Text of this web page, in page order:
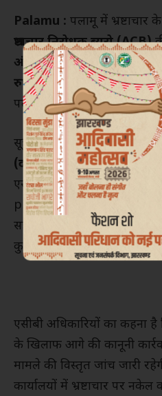
Palamu : पलामू में भ्रष्टाचार
भ्रष्टाचार निरोधक ब्यूरो (ACB)
अंचल कार्यालय के बड़ा बाबू
रुपये रिश्वत लेते हुए रंगे हाथ
पलामू प्रमंडलीय टीम द्वारा की
सूत्रों के अनुसार, एक आवेदक ने
(दस्तावेज) निकालने के बदले
एसीबी से की थी। शिकायत दर्ज
preliminary सत्यापन किया,
सही पाई गई। इसके बाद टीम ने
कुमार कोरिश्वत की राशि लेते
एसीबी अधिकारियों का कहना
के खिलाफ आगे की कानूनी
मामले की विस्तृत जांच जारी
कार्यालयों में भ्रष्टाचार पर